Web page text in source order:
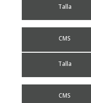
Talla
CMS
Talla
CMS